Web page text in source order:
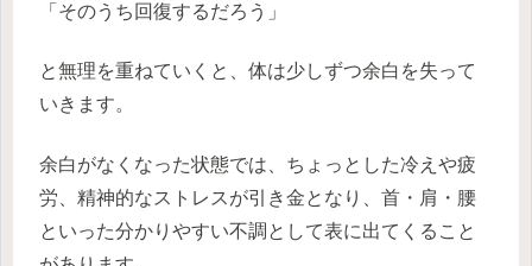
「そのうち回復するだろう」
と無理を重ねていくと、体は少しずつ余白を失って
いきます。
余白がなくなった状態では、ちょっとした冷えや疲
労、精神的なストレスが引き金となり、首・肩・腰
といった分かりやすい不調として表に出てくること